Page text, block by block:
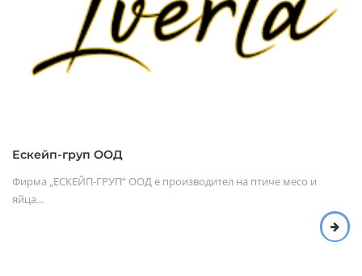
Ескейп-груп ООД
Фирма „ЕСКЕЙП-ГРУП“ ООД е производител на птиче месо и
яйца...